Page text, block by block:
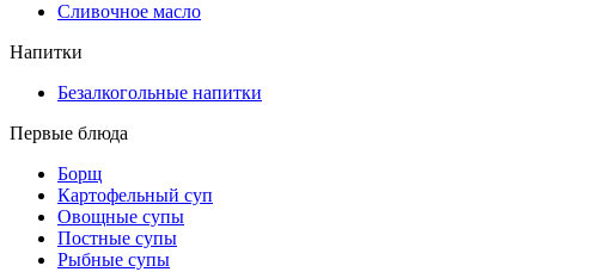
Сливочное масло
Напитки
Безалкогольные напитки
Первые блюда
Борщ
Картофельный суп
Овощные супы
Постные супы
Рыбные супы